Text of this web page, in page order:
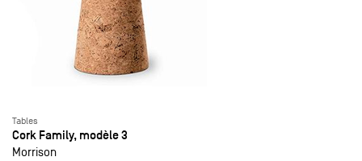
Tables
Cork Family, modèle 3
Morrison